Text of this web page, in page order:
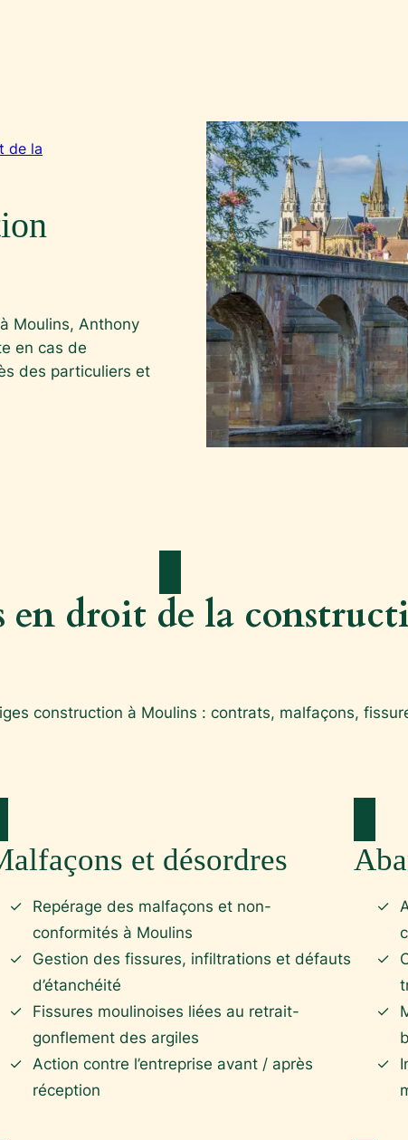
de la
Moulins, Anthony
en cas de
des particuliers et
en droit de la
construction à Moulins : contrats, malfaçons,
et désordres
Repérage des malfaçons et non-
conformités à Moulins
Gestion des fissures, infiltrations et défauts
d’étanchéité
Fissures moulinoises liées au retrait-
gonflement des argiles
Action contre l’entreprise avant / après
réception